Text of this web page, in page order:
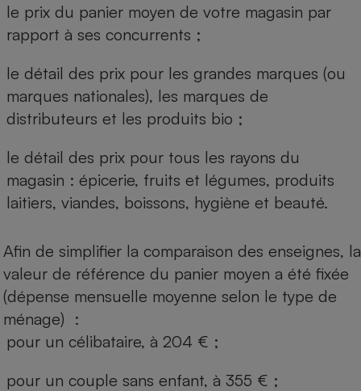
le prix du panier moyen de votre magasin par
rapport à ses concurrents ;
le détail des prix pour les grandes marques (ou
marques nationales), les marques de
distributeurs et les produits bio ;
le détail des prix pour tous les rayons du
magasin : épicerie, fruits et légumes, produits
laitiers, viandes, boissons, hygiène et beauté.
Afin de simplifier la comparaison des enseignes, la
valeur de référence du panier moyen a été fixée
(dépense mensuelle moyenne selon le type de
ménage) :
pour un célibataire, à 204 € ;
pour un couple sans enfant, à 355 € ;